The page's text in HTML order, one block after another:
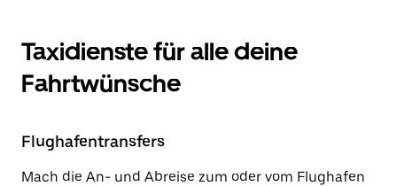
Taxidienste für alle deine
Fahrtwünsche
Flughafentransfers
Mach die An- und Abreise zum oder vom Flughafen